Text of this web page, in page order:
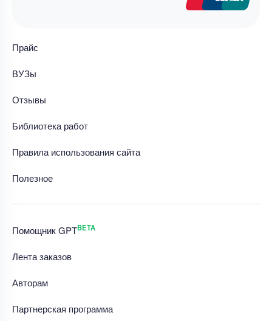
Прайс
ВУЗы
Отзывы
Библиотека работ
Правила использования сайта
Полезное
Помощник GPTBETA
Лента заказов
Авторам
Партнерская программа